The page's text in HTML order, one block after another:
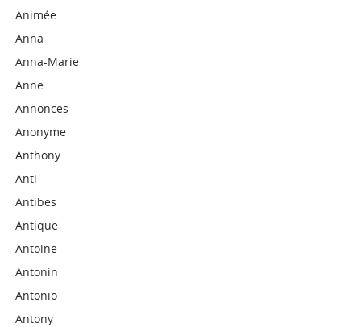
Animée
Anna
Anna-Marie
Anne
Annonces
Anonyme
Anthony
Anti
Antibes
Antique
Antoine
Antonin
Antonio
Antony